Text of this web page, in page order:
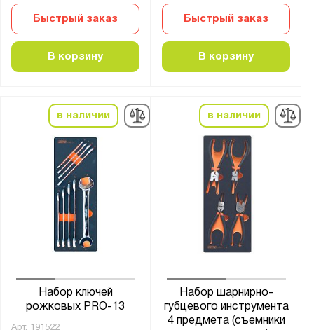
Быстрый заказ
В корзину
Быстрый заказ
В корзину
в наличии
Набор ключей
рожковых PRO-13
Арт. 191522
в наличии
Набор шарнирно-
губцевого инструмента
4 предмета (съемники